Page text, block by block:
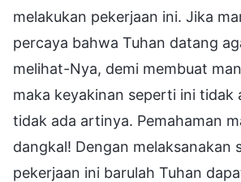
melakukan pekerjaan ini. Jika
percaya bahwa Tuhan datang
melihat-Nya, demi membuat
maka keyakinan seperti ini tidak
tidak ada artinya. Pemahaman
dangkal! Dengan melaksanakan
pekerjaan ini barulah Tuhan